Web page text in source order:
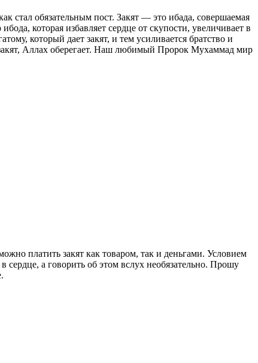
стал обязательным пост. Закят — это ибада, совершаемая
которая избавляет сердце от скупости, увеличивает в
который дает закят, и тем усиливается братство и
Аллах оберегает. Наш любимый Пророк Мухаммад мир
платить закят как товаром, так и деньгами. Условием
сердце, а говорить об этом вслух необязательно. Прошу